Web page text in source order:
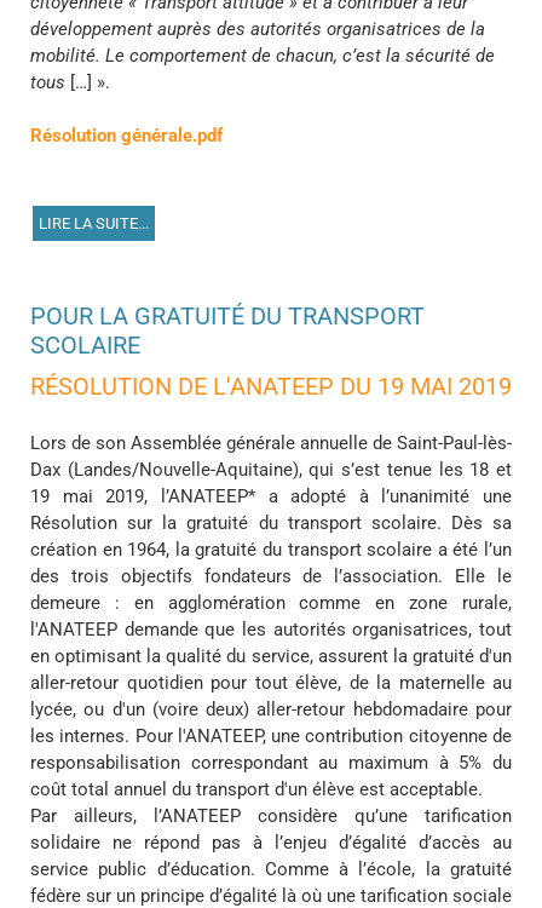
développement auprès des autorités organisatrices de la
mobilité. Le comportement de chacun, c’est la sécurité de
tous […] ».
Résolution générale.pdf
LIRE LA SUITE...
POUR LA GRATUITÉ DU TRANSPORT
SCOLAIRE
RÉSOLUTION DE L'ANATEEP DU 19 MAI 2019
Lors de son Assemblée générale annuelle de Saint-Paul-lès-
Dax (Landes/Nouvelle-Aquitaine), qui s’est tenue les 18 et
19 mai 2019, l’ANATEEP* a adopté à l’unanimité une
Résolution sur la gratuité du transport scolaire. Dès sa
création en 1964, la gratuité du transport scolaire a été l’un
des trois objectifs fondateurs de l’association. Elle le
demeure : en agglomération comme en zone rurale,
l'ANATEEP demande que les autorités organisatrices, tout
en optimisant la qualité du service, assurent la gratuité d'un
aller-retour quotidien pour tout élève, de la maternelle au
lycée, ou d'un (voire deux) aller-retour hebdomadaire pour
les internes. Pour l'ANATEEP, une contribution citoyenne de
responsabilisation correspondant au maximum à 5% du
coût total annuel du transport d'un élève est acceptable.
Par ailleurs, l’ANATEEP considère qu’une tarification
solidaire ne répond pas à l’enjeu d’égalité d’accès au
service public d’éducation. Comme à l’école, la gratuité
fédère sur un principe d’égalité là où une tarification sociale